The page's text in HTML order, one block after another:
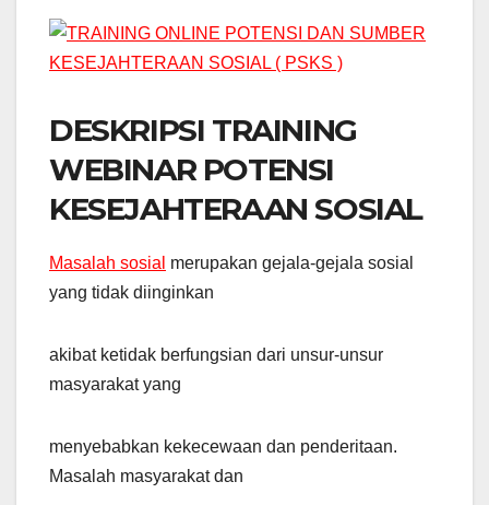
DESKRIPSI TRAINING
WEBINAR POTENSI
KESEJAHTERAAN SOSIAL
Masalah sosial merupakan gejala-gejala sosial
yang tidak diinginkan
akibat ketidak berfungsian dari unsur-unsur
masyarakat yang
menyebabkan kekecewaan dan penderitaan.
Masalah masyarakat dan